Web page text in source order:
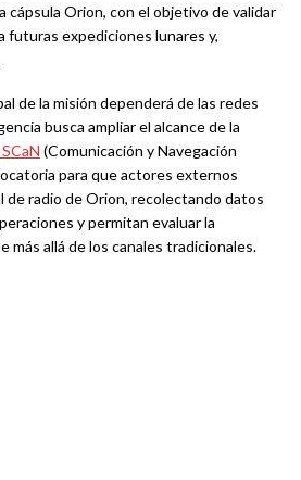
cápsula Orion, con el objetivo de validar
futuras expediciones lunares y,
de la misión dependerá de las redes
busca ampliar el alcance de la
SCaN (Comunicación y Navegación
para que actores externos
radio de Orion, recolectando datos
y permitan evaluar la
allá de los canales tradicionales.